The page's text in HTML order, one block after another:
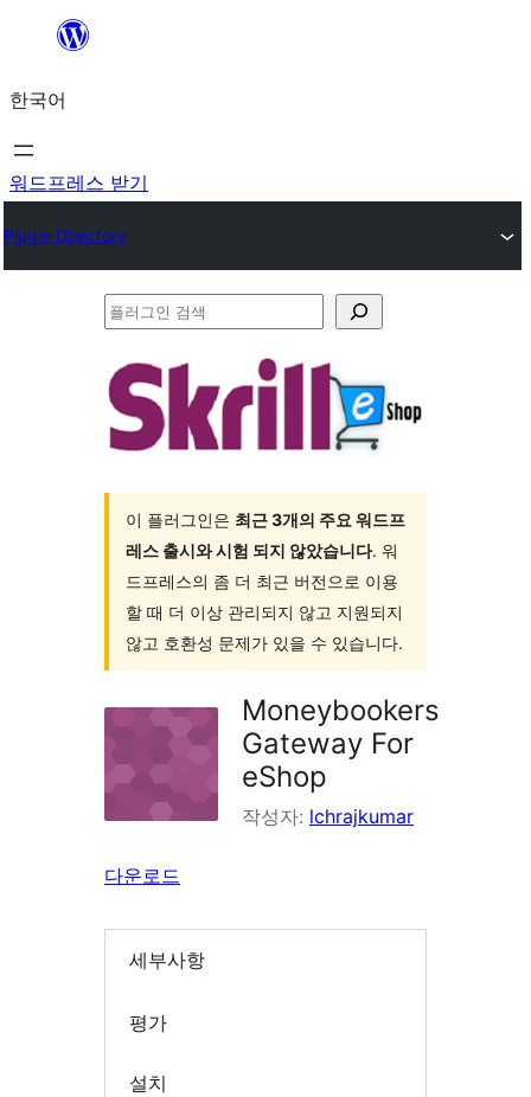
츠
로
바
가
한국어
워드프레스 받기
Plugin Directory
플
그
인
검
색
이 플러그인은 최근 3개의 주요 워드프
레스 출시와 시험 되지 않았습니다. 워
드프레스의 좀 더 최근 버전으로 이용
할 때 더 이상 관리되지 않고 지원되지
않고 호환성 문제가 있을 수 있습니다.
Moneybookers
Gateway For
eShop
작성자: lchrajkumar
다운로드
세부사항
평가
설치